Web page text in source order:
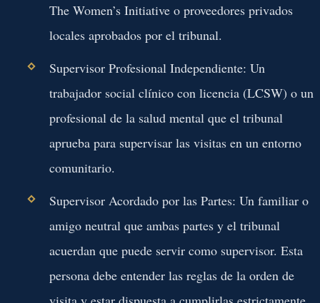
The Women’s Initiative o proveedores privados
locales aprobados por el tribunal.
Supervisor Profesional Independiente: Un
trabajador social clínico con licencia (LCSW) o un
profesional de la salud mental que el tribunal
aprueba para supervisar las visitas en un entorno
comunitario.
Supervisor Acordado por las Partes: Un familiar o
amigo neutral que ambas partes y el tribunal
acuerdan que puede servir como supervisor. Esta
persona debe entender las reglas de la orden de